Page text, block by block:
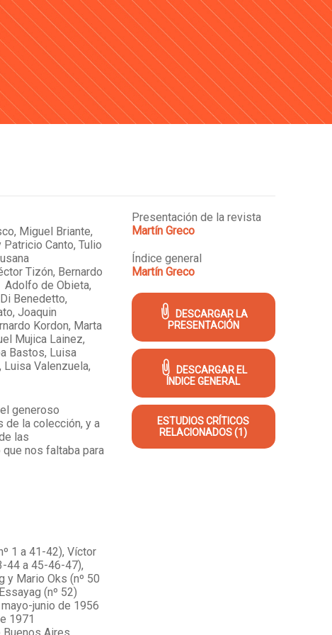
Miguel Briante,
Patricio Canto, Tulio
Tizón, Bernardo
Adolfo de Obieta,
Benedetto,
Joaquin
Kordon, Marta
Mujica Lainez,
Bastos, Luisa
Valenzuela,
generoso
de la colección, y a
las
nos faltaba para
1 a 41-42), Víctor
44 a 45-46-47),
y Mario Oks (nº 50
(nº 52)
junio de 1956
1971
Presentación de la revista
Martín Greco
Índice general
Martín Greco
DESCARGAR LA
PRESENTACIÓN
DESCARGAR EL
ÍNDICE GENERAL
ESTUDIOS CRÍTICOS
RELACIONADOS (1)